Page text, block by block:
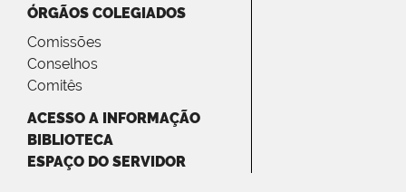
ÓRGÃOS COLEGIADOS
Comissões
Conselhos
Comitês
ACESSO A INFORMAÇÃO
BIBLIOTECA
ESPAÇO DO SERVIDOR